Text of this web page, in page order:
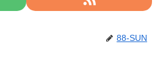
88-SUN